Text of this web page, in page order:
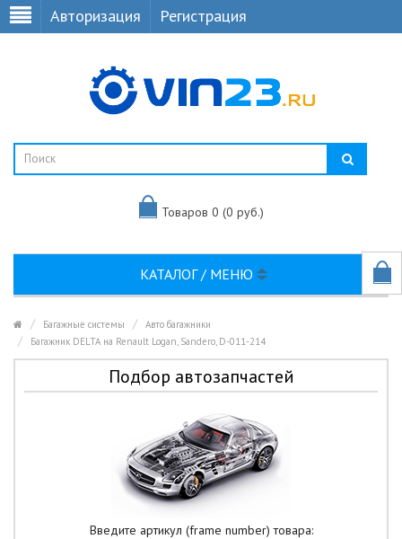
Авторизация Регистрация
Товаров 0 (0 руб.)
КАТАЛОГ / МЕНЮ
Багажные системы
Авто багажники
Багажник DELTA на Renault Logan, Sandero, D-011-214
Подбор автозапчастей
Введите артикул (frame number) товара: